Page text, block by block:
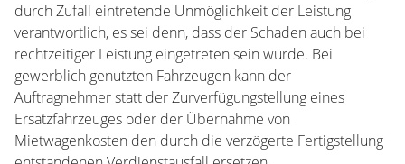
durch Zufall eintretende Unmöglichkeit der Leistung
verantwortlich, es sei denn, dass der Schaden auch bei
rechtzeitiger Leistung eingetreten sein würde. Bei
gewerblich genutzten Fahrzeugen kann der
Auftragnehmer statt der Zurverfügungstellung eines
Ersatzfahrzeuges oder der Übernahme von
Mietwagenkosten den durch die verzögerte Fertigstellung